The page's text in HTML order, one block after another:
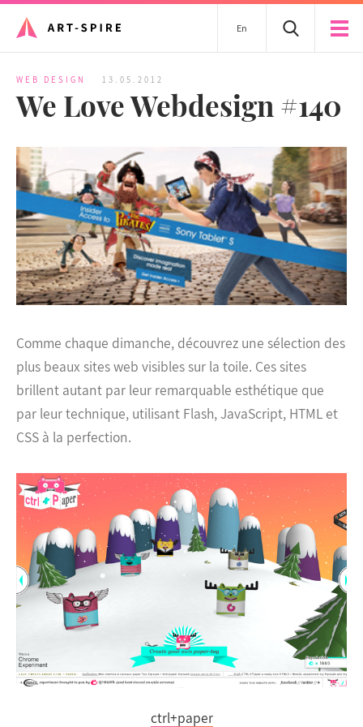
En
WEB DESIGN 13.05.2012
We Love Webdesign #140
Comme chaque dimanche, découvrez une sélection des
plus beaux sites web visibles sur la toile. Ces sites
brillent autant par leur remarquable esthétique que
par leur technique, utilisant Flash, JavaScript, HTML et
CSS à la perfection.
ctrl+paper